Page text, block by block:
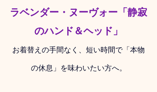
ラベンダー・ヌーヴォー「静寂
のハンド＆ヘッド」
お着替えの手間なく、短い時間で「本物
の休息」を味わいたい方へ。